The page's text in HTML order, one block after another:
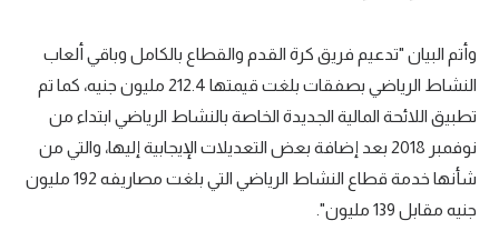
وأتم البيان "تدعيم فريق كرة القدم والقطاع بالكامل وباقي ألعاب
النشاط الرياضي بصفقات بلغت قيمتها 212.4 مليون جنيه، كما تم
تطبيق اللائحة المالية الجديدة الخاصة بالنشاط الرياضي ابتداء من
نوفمبر 2018 بعد إضافة بعض التعديلات الإيجابية إليها، والتي من
شأنها خدمة قطاع النشاط الرياضي التي بلغت مصاريفه 192 مليون
جنيه مقابل 139 مليون".